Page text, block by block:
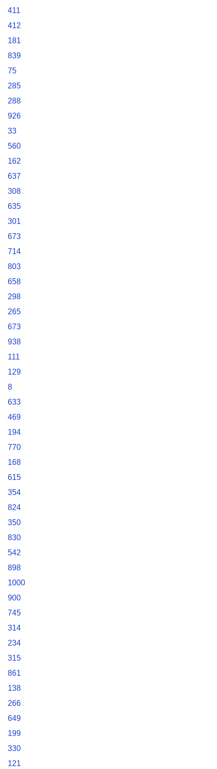
411
412
181
839
75
285
288
926
33
560
162
637
308
635
301
673
714
803
658
298
265
673
938
111
129
8
633
469
194
770
168
615
354
824
350
830
542
898
1000
900
745
314
234
315
861
138
266
649
199
330
121